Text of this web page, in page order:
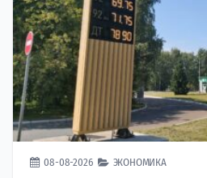
08-08-2026 ЭКОНОМИКА